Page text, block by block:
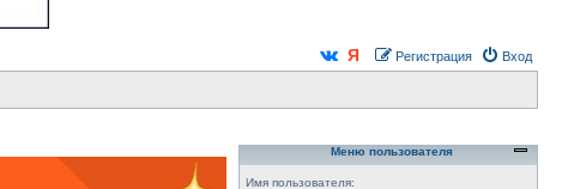
Вход
Регистрация
Меню пользователя
Имя пользователя: